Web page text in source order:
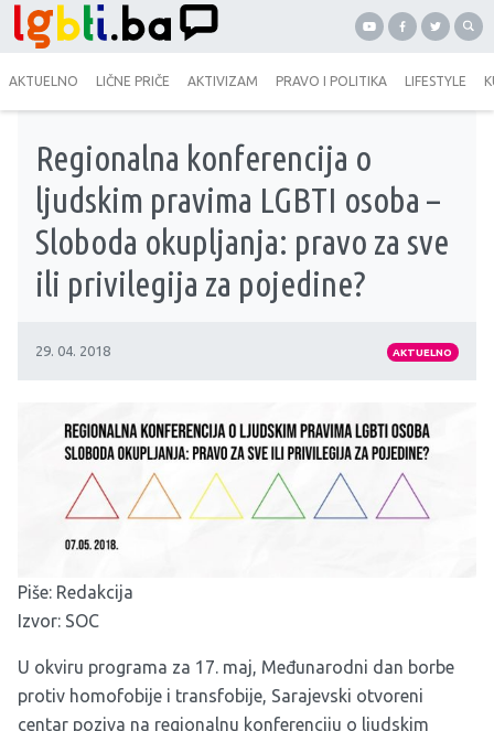
AKTUELNO LIČNE PRIČE AKTIVIZAM PRAVO I POLITIKA LIFESTYLE
Regionalna konferencija o
ljudskim pravima LGBTI osoba –
Sloboda okupljanja: pravo za sve
ili privilegija za pojedine?
29. 04. 2018 AKTUELNO
Piše: Redakcija
Izvor: SOC
U okviru programa za 17. maj, Međunarodni dan borbe
protiv homofobije i transfobije, Sarajevski otvoreni
centar poziva na regionalnu konferenciju o ljudskim